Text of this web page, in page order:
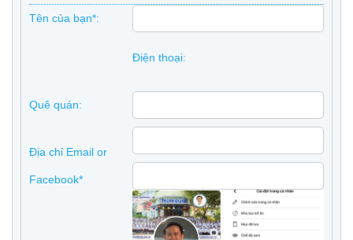
Tên của bạn*:
Điện thoại:
Quê quán:
Địa chỉ Email or
Facebook*